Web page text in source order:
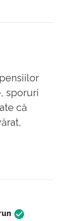
sporuri
că
stat.
MULTE.